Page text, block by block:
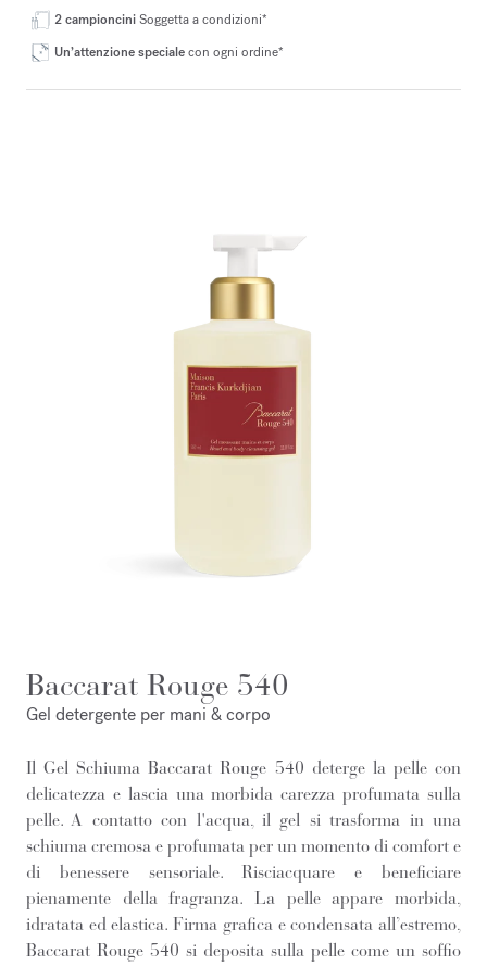
2 campionciniSoggetta a condizioni*
Un’attenzione specialecon ogni ordine*
Baccarat Rouge 540
Gel detergente per mani & corpo
Il Gel Schiuma Baccarat Rouge 540 deterge la pelle con
delicatezza e lascia una morbida carezza profumata sulla
pelle. A contatto con l'acqua, il gel si trasforma in una
schiuma cremosa e profumata per un momento di comfort e
di benessere sensoriale. Risciacquare e beneficiare
pienamente della fragranza. La pelle appare morbida,
idratata ed elastica. Firma grafica e condensata all’estremo,
Baccarat Rouge 540 si deposita sulla pelle come un soffio